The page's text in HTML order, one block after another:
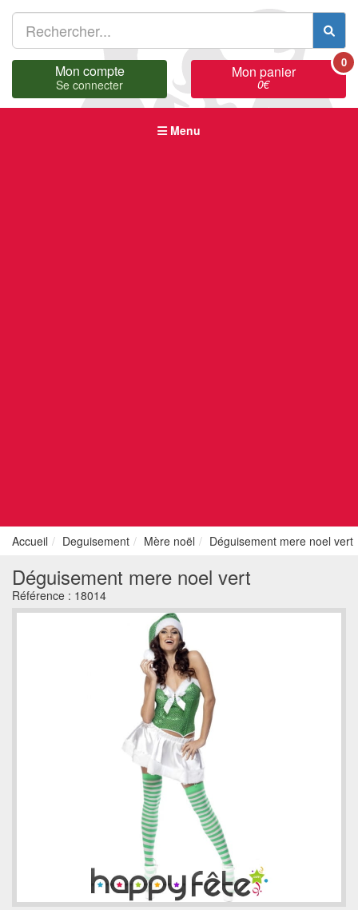
Mon compte
Se connecter
Mon panier
0€
0
Menu
Accueil Deguisement Mère noël Déguisement mere noel vert
Déguisement mere noel vert
Référence : 18014